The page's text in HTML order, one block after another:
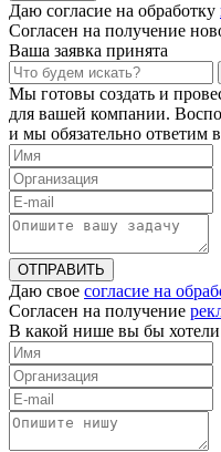
Даю согласие на обработку
Согласен на получение
Ваша заявка принята
Мы готовы создать и
для вашей компании.
и мы обязательно ответим
ОТПРАВИТЬ
Даю свое согласие на
Согласен на получение
В какой нише вы бы